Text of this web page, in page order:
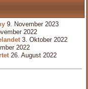
9. November 2023
2022
3. Oktober 2022
2022
26. August 2022